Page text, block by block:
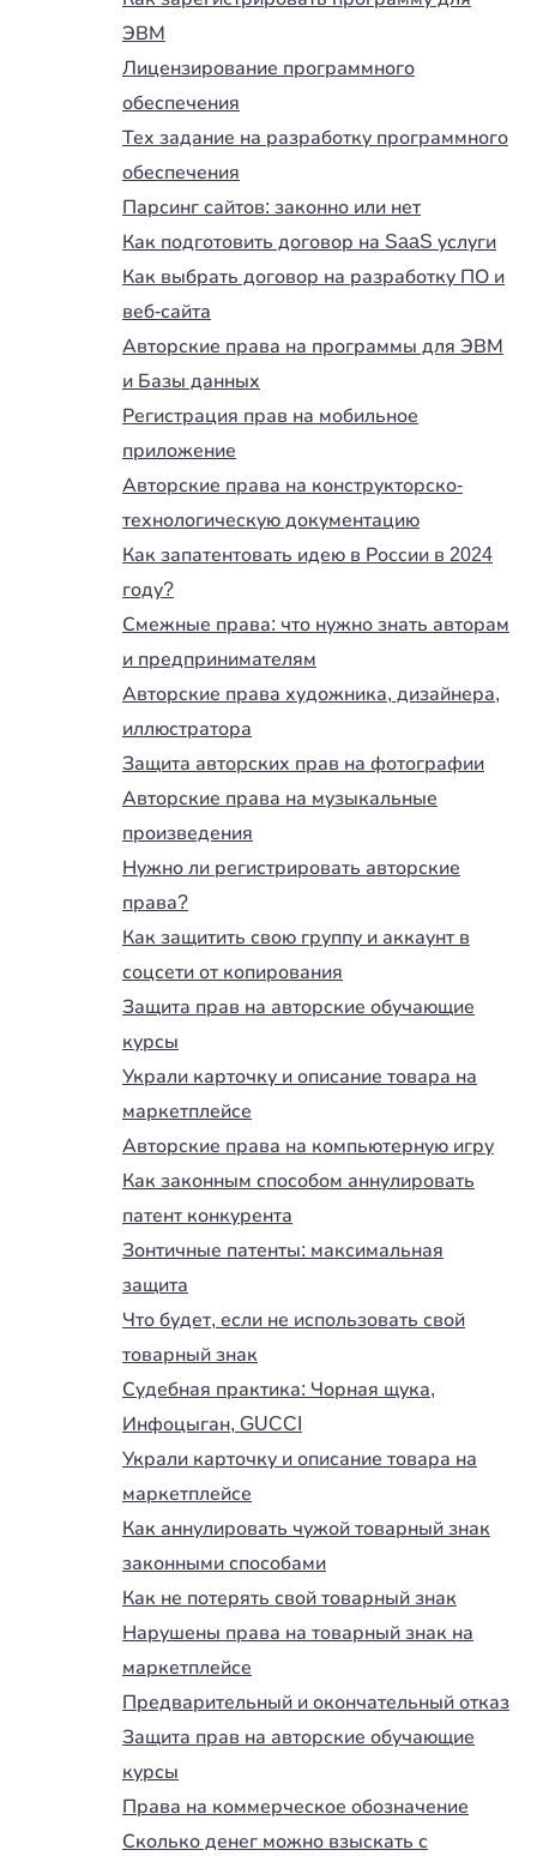
ЭВМ
Лицензирование программного
обеспечения
Тех задание на разработку программного
обеспечения
Парсинг сайтов: законно или нет
Как подготовить договор на SaaS услуги
Как выбрать договор на разработку ПО и
веб-сайта
Авторские права на программы для ЭВМ
и Базы данных
Регистрация прав на мобильное
приложение
Авторские права на конструкторско-
технологическую документацию
Как запатентовать идею в России в 2024
году?
Смежные права: что нужно знать авторам
и предпринимателям
Авторские права художника, дизайнера,
иллюстратора
Защита авторских прав на фотографии
Авторские права на музыкальные
произведения
Нужно ли регистрировать авторские
права?
Как защитить свою группу и аккаунт в
соцсети от копирования
Защита прав на авторские обучающие
курсы
Украли карточку и описание товара на
маркетплейсе
Авторские права на компьютерную игру
Как законным способом аннулировать
патент конкурента
Зонтичные патенты: максимальная
защита
Что будет, если не использовать свой
товарный знак
Судебная практика: Чорная щука,
Инфоцыган, GUCCI
Украли карточку и описание товара на
маркетплейсе
Как аннулировать чужой товарный знак
законными способами
Как не потерять свой товарный знак
Нарушены права на товарный знак на
маркетплейсе
Предварительный и окончательный отказ
Защита прав на авторские обучающие
курсы
Права на коммерческое обозначение
Сколько денег можно взыскать с